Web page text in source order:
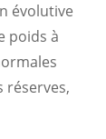
évolutive
poids à
réserves,